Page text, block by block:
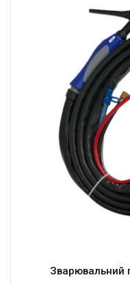
Зварювальний